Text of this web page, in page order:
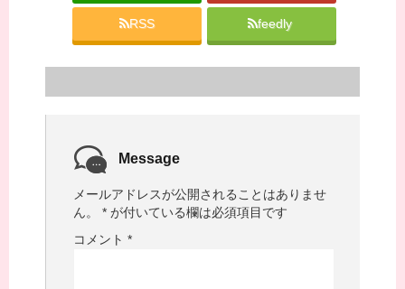
RSS feedly
Message
メールアドレスが公開されることはありませ
ん。
* が付いている欄は必須項目です
コメント *